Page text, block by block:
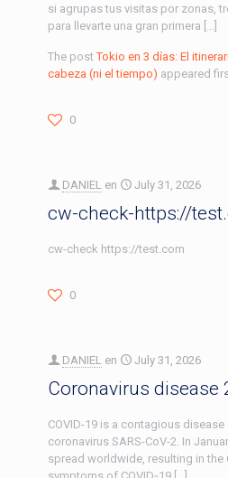
si agrupas tus visitas por zonas,
para llevarte una gran primera […]
The postTokio en 3 días: El
cabeza (ni el tiempo) appeared
0
DANIEL en July 31, 2026
cw-check-https://
cw-check https://test.com
0
DANIEL en July 31, 2026
Coronavirus disease
COVID-19 is a contagious
coronavirus SARS-CoV-2. In
spread worldwide, resulting in the